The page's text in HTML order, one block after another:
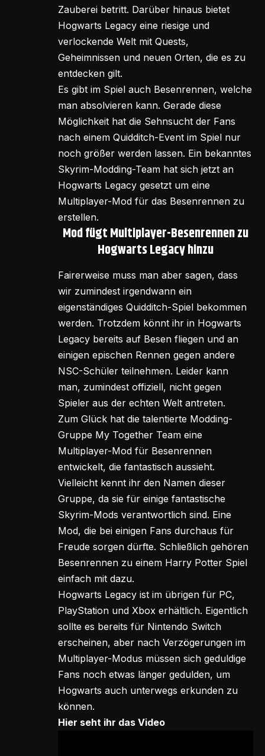
Zauberei betritt. Darüber hinaus bietet
Hogwarts Legacy eine riesige und
verlockende Welt mit Quests,
Geheimnissen und neuen Orten, die es zu
entdecken gilt.
Es gibt im Spiel auch Besenrennen, welche
man absolvieren kann. Gerade diese
Möglichkeit hat die Sehnsucht der Fans
nach einem Quidditch-Event im Spiel nur
noch größer werden lassen. Ein bekanntes
Skyrim-Modding-Team hat sich jetzt an
Hogwarts Legacy gesetzt um eine
Multiplayer-Mod für das Besenrennen zu
erstellen.
Mod fügt Multiplayer-Besenrennen zu
Hogwarts Legacy hinzu
Fairerweise muss man aber sagen, dass
wir zumindest irgendwann ein
eigenständiges Quidditch-Spiel bekommen
werden. Trotzdem könnt ihr in Hogwarts
Legacy bereits auf Besen fliegen und an
einigen epischen Rennen gegen andere
NSC-Schüler teilnehmen. Leider kann
man, zumindest offiziell, nicht gegen
Spieler aus der echten Welt antreten.
Zum Glück hat die talentierte Modding-
Gruppe My Together Team eine
Multiplayer-Mod für Besenrennen
entwickelt, die fantastisch aussieht.
Vielleicht kennt ihr den Namen dieser
Gruppe, da sie für einige fantastische
Skyrim-Mods verantwortlich sind. Eine
Mod, die bei einigen Fans durchaus für
Freude sorgen dürfte. Schließlich gehören
Besenrennen zu einem Harry Potter Spiel
einfach mit dazu.
Hogwarts Legacy ist im übrigen für PC,
PlayStation und Xbox erhältlich. Eigentlich
sollte es bereits für Nintendo Switch
erscheinen, aber nach Verzögerungen im
Multiplayer-Modus müssen sich geduldige
Fans noch etwas länger gedulden, um
Hogwarts auch unterwegs erkunden zu
können.
Hier seht ihr das Video